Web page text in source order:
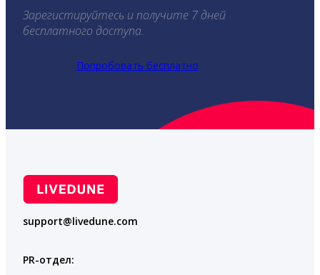
Зарегистируйтесь и получите 7 дней
бесплатного доступа.
Попробовать бесплатно
support@livedune.com
PR-отдел: